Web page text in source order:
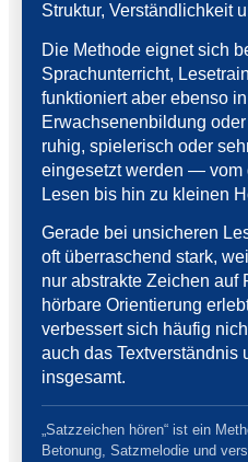
Struktur, Verständlichkeit
Die Methode eignet sich
Sprachunterricht,
funktioniert aber ebenso
Erwachsenenbildung
ruhig, spielerisch oder
eingesetzt werden — vom
Lesen bis hin zu kleinen
Gerade bei unsicheren
oft überraschend stark,
nur abstrakte Zeichen auf
hörbare Orientierung
verbessert sich häufig
auch das Textverständnis
insgesamt.
„Satzzeichen hören“ ist ein
Betonung, Satzmelodie und